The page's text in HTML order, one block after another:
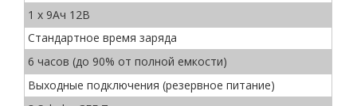
1 x 9Ач 12В
Стандартное время заряда
6 часов (до 90% от полной емкости)
Выходные подключения (резервное питание)